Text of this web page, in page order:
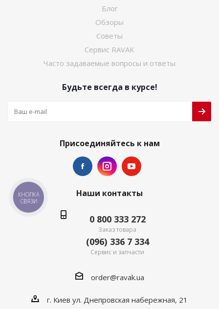
Блог
Обзоры
Советы
Сервис RAVAK
Часто задаваемые вопросы и ответы
Будьте всегда в курсе!
Присоединяйтесь к нам
Наши контакты
0 800 333 272
Заказ товара
(096) 336 7 334
Сервис и запчасти
order@ravak.ua
г. Киев ул. Днепровская набережная, 21
КНОПКА
СВЯЗИ